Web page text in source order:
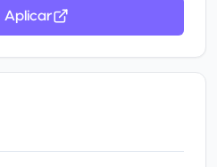
Aplicar